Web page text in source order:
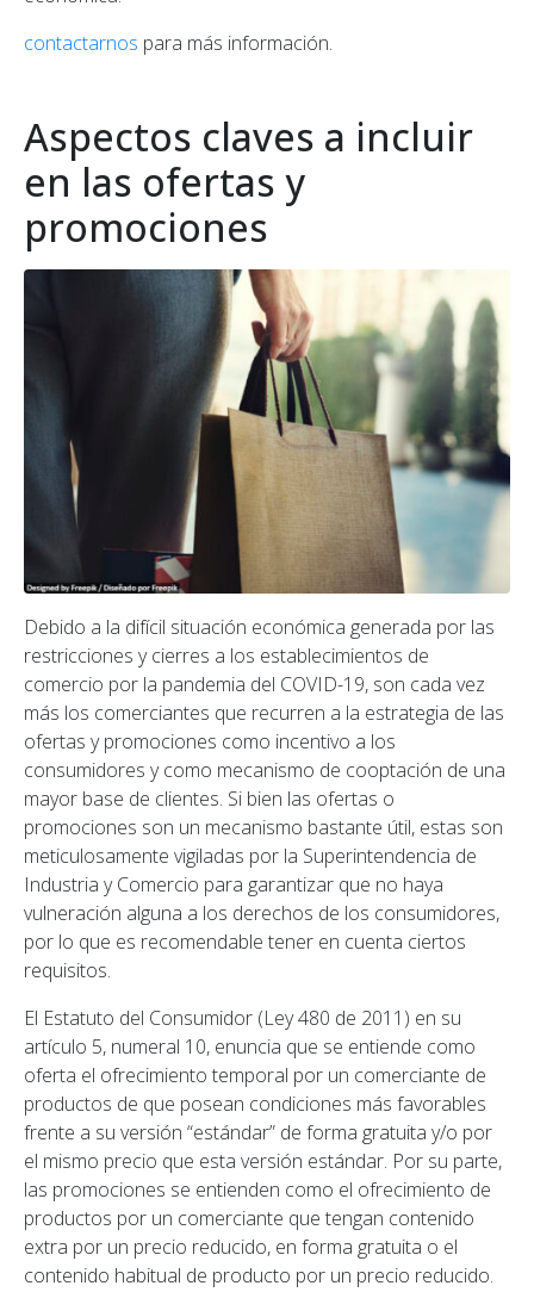
contactarnos para más información.
Aspectos claves a incluir
en las ofertas y
promociones
Debido a la difícil situación económica generada por las
restricciones y cierres a los establecimientos de
comercio por la pandemia del COVID-19, son cada vez
más los comerciantes que recurren a la estrategia de las
ofertas y promociones como incentivo a los
consumidores y como mecanismo de cooptación de una
mayor base de clientes. Si bien las ofertas o
promociones son un mecanismo bastante útil, estas son
meticulosamente vigiladas por la Superintendencia de
Industria y Comercio para garantizar que no haya
vulneración alguna a los derechos de los consumidores,
por lo que es recomendable tener en cuenta ciertos
requisitos.
El Estatuto del Consumidor (Ley 480 de 2011) en su
artículo 5, numeral 10, enuncia que se entiende como
oferta el ofrecimiento temporal por un comerciante de
productos de que posean condiciones más favorables
frente a su versión “estándar” de forma gratuita y/o por
el mismo precio que esta versión estándar. Por su parte,
las promociones se entienden como el ofrecimiento de
productos por un comerciante que tengan contenido
extra por un precio reducido, en forma gratuita o el
contenido habitual de producto por un precio reducido.